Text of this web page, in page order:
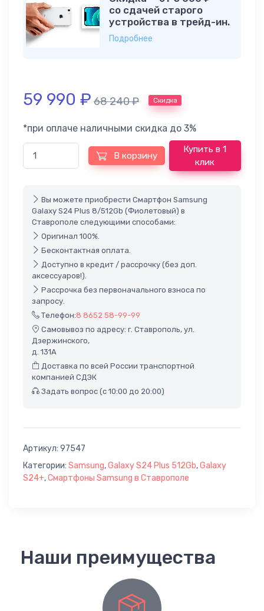
со сдачей старого
устройства в трейд-ин.
Подробнее
59 990 ₽ 68 240₽ Скидка
*при оплаче наличными скидка до 3%
В корзину
Купить в 1
клик
Вы можете приобрести Смартфон Samsung
Galaxy S24 Plus 8/512Gb (Фиолетовый) в
Ставрополе следующими способами:
Оригинал 100%.
Бесконтактная оплата.
Доступно в кредит / рассрочку (без доп.
аксессуаров!).
Рассрочка без первоначального взноса по
запросу.
Телефон:8 8652 58-99-99
Самовывоз по адресу: г. Ставрополь, ул.
Дзержинского,
д. 131А
Доставка по всей России транспортной
компанией СДЭК
Задать вопрос (с 10:00 до 20:00)
Артикул: 97547
Категории: Samsung,Galaxy S24 Plus 512Gb,Galaxy
S24+,Смартфоны Samsung в Ставрополе
Наши преимущества